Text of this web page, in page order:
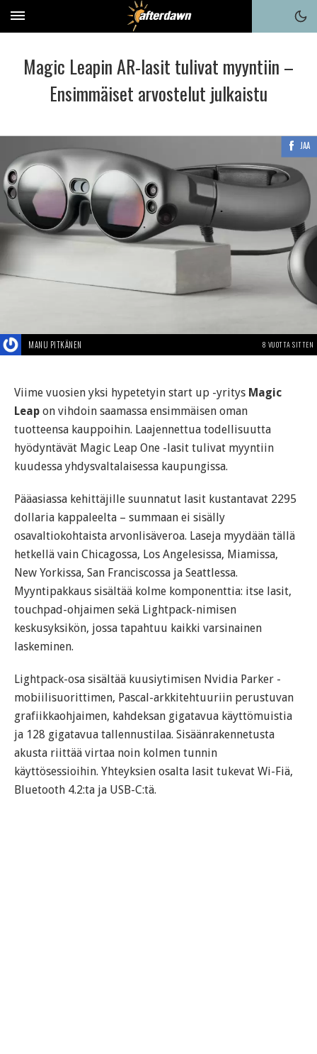
Magic Leapin AR-lasit tulivat myyntiin –
Ensimmäiset arvostelut julkaistu
JAA
MANU PITKÄNEN 8 VUOTTA SITTEN
Viime vuosien yksi hypetetyin start up -yritys Magic
Leap on vihdoin saamassa ensimmäisen oman
tuotteensa kauppoihin. Laajennettua todellisuutta
hyödyntävät Magic Leap One -lasit tulivat myyntiin
kuudessa yhdysvaltalaisessa kaupungissa.
Pääasiassa kehittäjille suunnatut lasit kustantavat 2295
dollaria kappaleelta – summaan ei sisälly
osavaltiokohtaista arvonlisäveroa. Laseja myydään tällä
hetkellä vain Chicagossa, Los Angelesissa, Miamissa,
New Yorkissa, San Franciscossa ja Seattlessa.
Myyntipakkaus sisältää kolme komponenttia: itse lasit,
touchpad-ohjaimen sekä Lightpack-nimisen
keskusyksikön, jossa tapahtuu kaikki varsinainen
laskeminen.
Lightpack-osa sisältää kuusiytimisen Nvidia Parker -
mobiilisuorittimen, Pascal-arkkitehtuuriin perustuvan
grafiikkaohjaimen, kahdeksan gigatavua käyttömuistia
ja 128 gigatavua tallennustilaa. Sisäänrakennetusta
akusta riittää virtaa noin kolmen tunnin
käyttösessioihin. Yhteyksien osalta lasit tukevat Wi-Fiä,
Bluetooth 4.2:ta ja USB-C:tä.